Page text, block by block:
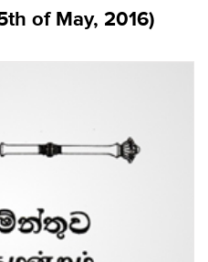
of May, 2016)